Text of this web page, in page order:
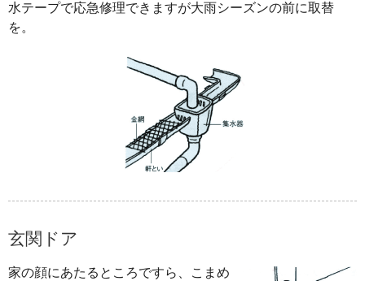
水テープで応急修理できますが大雨シーズンの前に取替
を。
玄関ドア
家の顔にあたるところですら、こまめ